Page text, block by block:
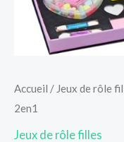
Accueil / Jeux de rôle
2en1
Jeux de rôle filles